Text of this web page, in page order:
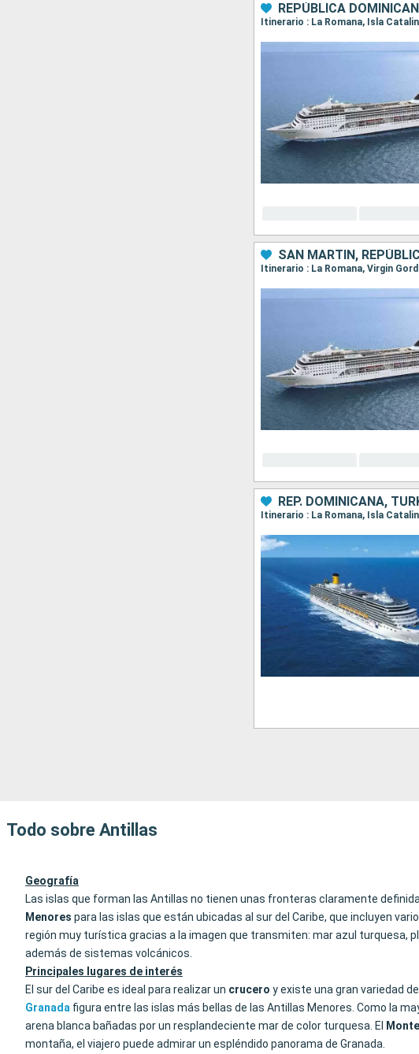
REPÚBLICA
Itinerario : La Romana, Isla
SAN MARTÍN,
Itinerario : La Romana, Virgin
REP. DOMINICANA,
Itinerario : La Romana, Isla
Todo sobre Antillas
Geografía
Las islas que forman las Antillas no tienen unas fronteras claramente
Menores para las islas que están ubicadas al sur del Caribe, que incluyen
región muy turística gracias a la imagen que transmiten: mar azul turquesa,
además de sistemas volcánicos.
Principales lugares de interés
El sur del Caribe es ideal para realizar un crucero y existe una gran variedad
Granada figura entre las islas más bellas de las Antillas Menores. Como la
arena blanca bañadas por un resplandeciente mar de color turquesa. El
montaña, el viajero puede admirar un espléndido panorama de Granada.